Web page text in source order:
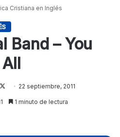
Cristiana en Inglés
Band – You
Follow
on
22 septiembre, 2011
1 minuto de lectura